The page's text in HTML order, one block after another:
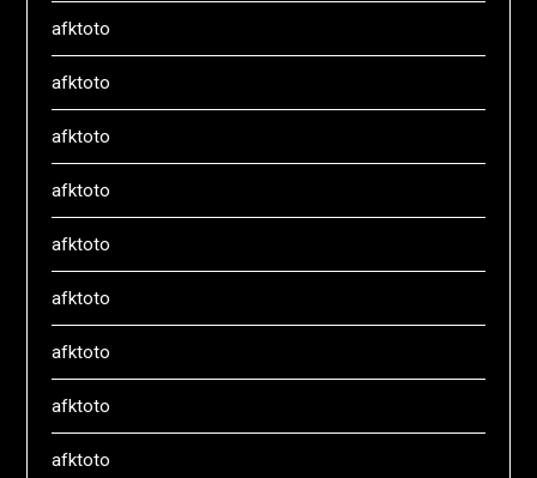
afktoto
afktoto
afktoto
afktoto
afktoto
afktoto
afktoto
afktoto
afktoto